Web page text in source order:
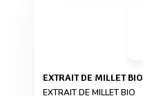
EXTRAIT DE MILLET BIO
EXTRAIT DE MILLET BIO